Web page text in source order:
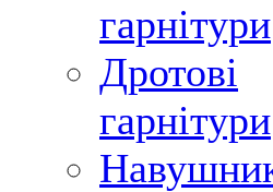
гарнітури
Дротові
гарнітури